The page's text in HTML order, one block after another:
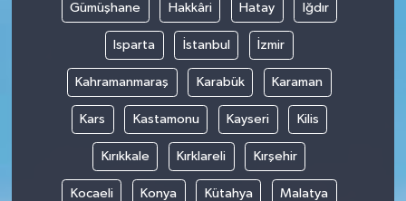
Gümüşhane Hakkâri Hatay Iğdır
Isparta İstanbul İzmir
Kahramanmaraş Karabük Karaman
Kars Kastamonu Kayseri Kilis
Kırıkkale Kırklareli Kırşehir
Kocaeli Konya Kütahya Malatya